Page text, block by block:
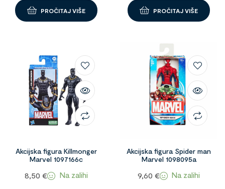
PROČITAJ VIŠE PROČITAJ VIŠE
Akcijska figura Killmonger
Marvel 1097166c
8,50€ Na zalihi
Akcijska figura Spider man
Marvel 1098095a
9,60 € Na zalihi